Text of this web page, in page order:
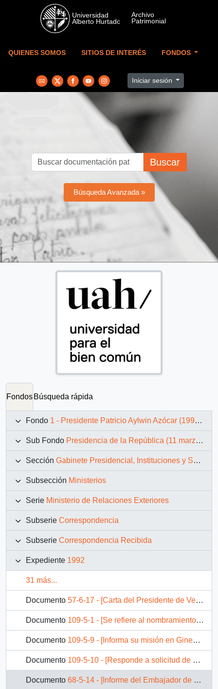
Skip to main content
QUIENES SOMOS SITIOS DE INTERÉS FONDOS
Iniciar sesión
Buscar
Búsqueda Avanzada »
Fondos Búsqueda rápida
Fondo 1 - Presidente Patricio Aylwin Azócar (1990-1994)
Sub Fondo Presidencia de la República (11 marzo 1990 – 11 marzo 1994)
Sección Gabinete Presidencial, Instituciones y Servicios
Subsección Ministerios
Serie Ministerio de Relaciones Exteriores
Subserie Correspondencia
Subserie Correspondencia Recibida
Expediente 1992
31 más...
Documento 57-6-17 - [Carta del Presidente de Venezuela]
Documento 109-5-1 - [Se refiere al nombramiento del Embajador Alterno ante Naciones Unidas en reemplazo de James Holger]
Documento 109-5-9 - [Informa su misión en Ginebra en las negociaciones multilaterales de Comercio de la Ronda Uruguay del GATT]
Documento 109-5-10 - [Responde a solicitud de mantener informado al Presidente de la República sobre su gestión y visión de la política exterior del país]
Documento 68-5-14 - [Informe del Embajador de Chile en Bélgica, respecto a la situación de la relación de Chile y Belgica].